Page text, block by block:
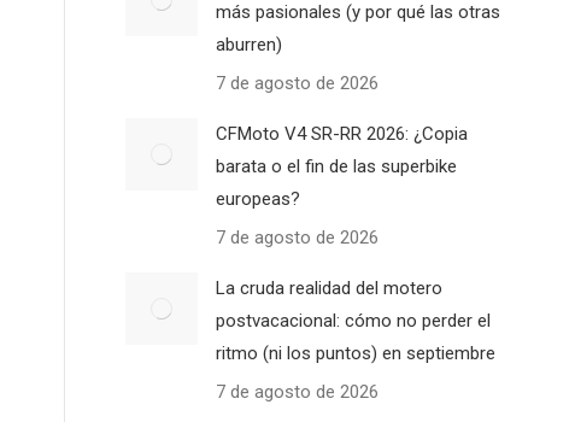
más pasionales (y por qué las otras
aburren)
7 de agosto de 2026
CFMoto V4 SR-RR 2026: ¿Copia
barata o el fin de las superbike
europeas?
7 de agosto de 2026
La cruda realidad del motero
postvacacional: cómo no perder el
ritmo (ni los puntos) en septiembre
7 de agosto de 2026